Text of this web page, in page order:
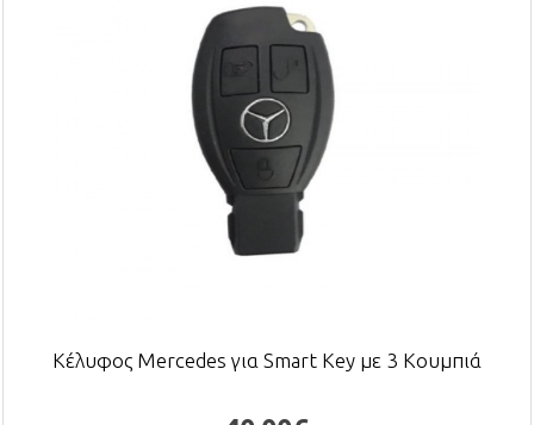
Κέλυφος Mercedes για Smart Key με 3 Κουμπιά